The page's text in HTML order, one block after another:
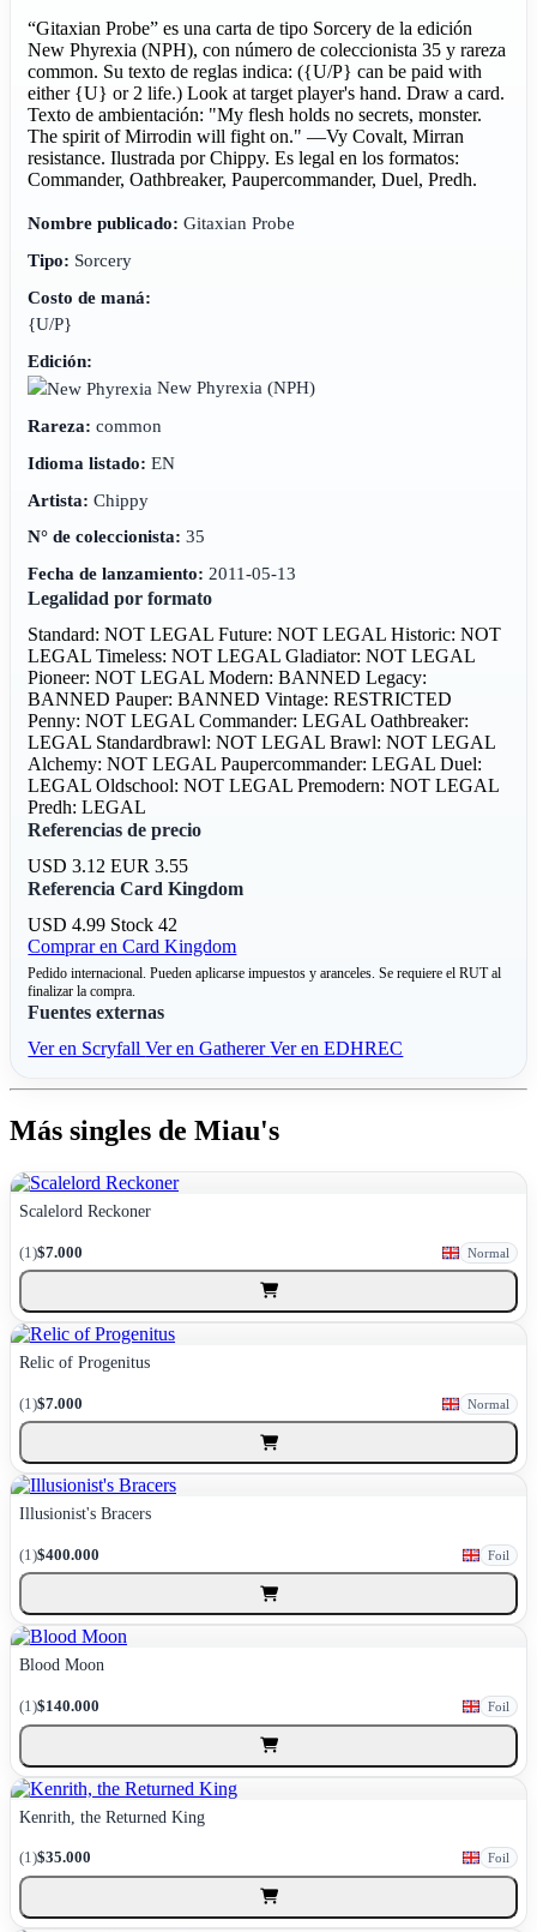
“Gitaxian Probe” es una carta de tipo Sorcery de la edición
New Phyrexia (NPH), con número de coleccionista 35 y rareza
common. Su texto de reglas indica: ({U/P} can be paid with
either {U} or 2 life.) Look at target player's hand. Draw a card.
Texto de ambientación: "My flesh holds no secrets, monster.
The spirit of Mirrodin will fight on." —Vy Covalt, Mirran
resistance. Ilustrada por Chippy. Es legal en los formatos:
Commander, Oathbreaker, Paupercommander, Duel, Predh.
Nombre publicado: Gitaxian Probe
Tipo: Sorcery
Costo de maná:
{U/P}
Edición:
New Phyrexia(NPH)
Rareza: common
Idioma listado: EN
Artista: Chippy
N° de coleccionista: 35
Fecha de lanzamiento: 2011-05-13
Legalidad por formato
Standard: NOT LEGALFuture: NOT LEGALHistoric: NOT
LEGALTimeless: NOT LEGALGladiator: NOT LEGAL
Pioneer: NOT LEGALModern: BANNEDLegacy:
BANNEDPauper: BANNEDVintage: RESTRICTED
Penny: NOT LEGALCommander: LEGALOathbreaker:
LEGAL Standardbrawl: NOT LEGALBrawl: NOT LEGAL
Alchemy: NOT LEGALPaupercommander: LEGALDuel:
LEGALOldschool: NOT LEGALPremodern: NOT LEGAL
Predh: LEGAL
Referencias de precio
USD 3.12EUR 3.55
Referencia Card Kingdom
USD 4.99 Stock 42
Comprar en Card Kingdom
Pedido internacional. Pueden aplicarse impuestos y aranceles. Se requiere el RUT al
finalizar la compra.
Fuentes externas
Ver en ScryfallVer en GathererVer en EDHREC
Más singles de Miau's
Scalelord Reckoner
(1)$7.000 Normal
Relic of Progenitus
(1)$7.000 Normal
Illusionist's Bracers
(1)$400.000 Foil
Blood Moon
(1)$140.000 Foil
Kenrith, the Returned King
(1)$35.000 Foil